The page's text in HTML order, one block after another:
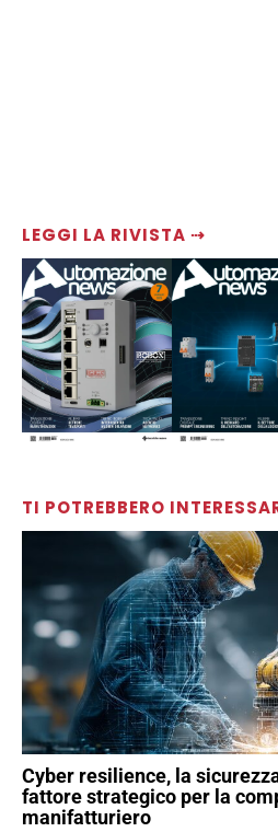
LEGGI LA RIVISTA ⇢
TI POTREBBERO
Cyber resilience, la
fattore strategico per la
manifatturiero